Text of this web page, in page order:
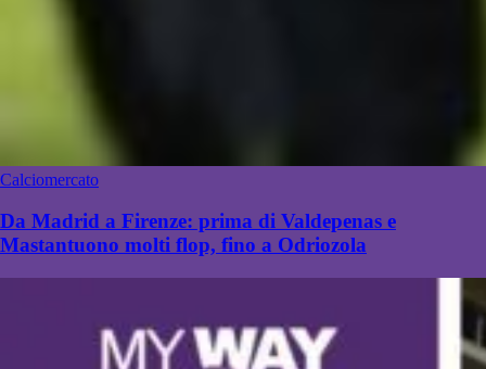
Calciomercato
Da Madrid a Firenze: prima di Valdepenas e
Mastantuono molti flop, fino a Odriozola